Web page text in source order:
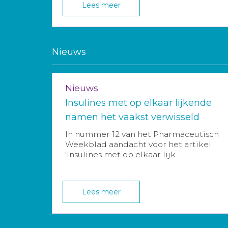
Lees meer
Nieuws
Nieuws
Insulines met op elkaar lijkende
namen het vaakst verwisseld
In nummer 12 van het Pharmaceutisch
Weekblad aandacht voor het artikel
'Insulines met op elkaar lijk...
Lees meer